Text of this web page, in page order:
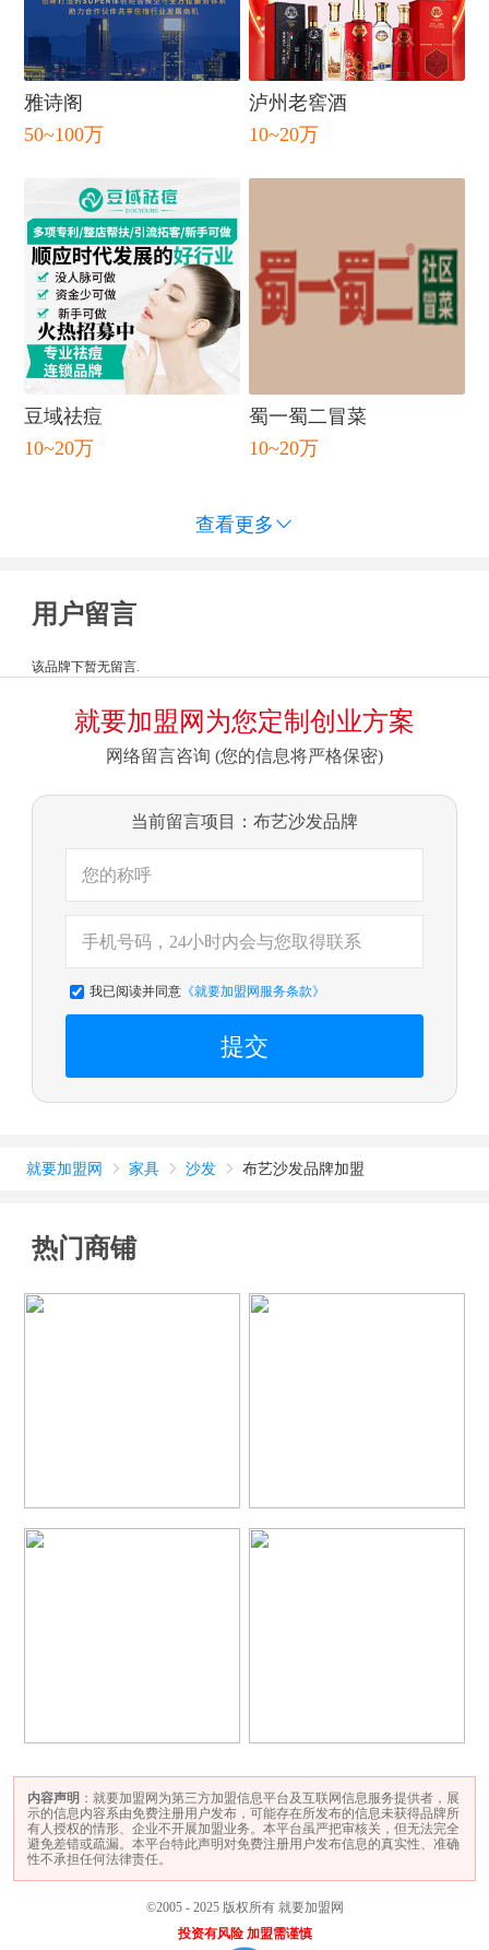
闭
雅诗阁
50~100万
泸州老窖酒
10~20万
豆域祛痘
10~20万
蜀一蜀二冒菜
10~20万
查看更多 
用户留言
该品牌下暂无留言.
就要加盟网为您定制创业方案
网络留言咨询 (您的信息将严格保密)
当前留言项目：布艺沙发品牌
我已阅读并同意《就要加盟网服务条款》
提交
就要加盟网  家具  沙发  布艺沙发品牌加盟
热门商铺
内容声明 ：就要加盟网为第三方加盟信息平台及互联网信息服务提供者，展
示的信息内容系由免费注册用户发布，可能存在所发布的信息未获得品牌所
有人授权的情形、企业不开展加盟业务。本平台虽严把审核关，但无法完全
避免差错或疏漏。本平台特此声明对免费注册用户发布信息的真实性、准确
性不承担任何法律责任。
©2005 - 2025 版权所有 就要加盟网
投资有风险 加盟需谨慎